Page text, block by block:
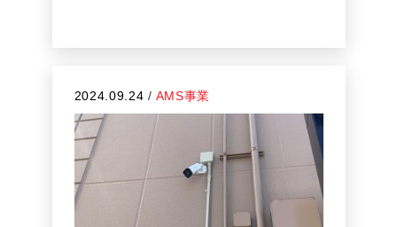
2024.09.24 / AMS事業